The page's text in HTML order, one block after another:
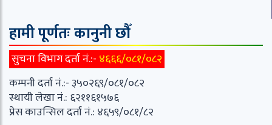
हामी पूर्णतः कानुनी छौँ
सुचना विभाग दर्ता नं.:- ४६६६/०८१/०८२
कम्पनी दर्ता नं.:- ३५०२६९/०८१/०८२
स्थायी लेखा नं.: ६२११६१५७६
प्रेस काउन्सिल दर्ता नं.: ४६५९/०८१/८२